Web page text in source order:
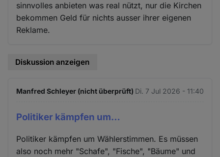
sinnvolles anbieten was real nützt, nur die Kirchen
bekommen Geld für nichts ausser ihrer eigenen
Reklame.
Diskussion anzeigen
Manfred Schleyer (nicht überprüft) Di. 7 Jul 2026 - 11:40
Politiker kämpfen um…
Politiker kämpfen um Wählerstimmen. Es müssen
also noch mehr "Schafe", "Fische", "Bäume" und